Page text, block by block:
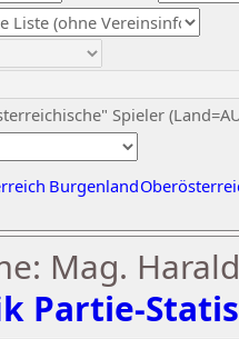
Spieler
Burgenland
Mag.
Partie-